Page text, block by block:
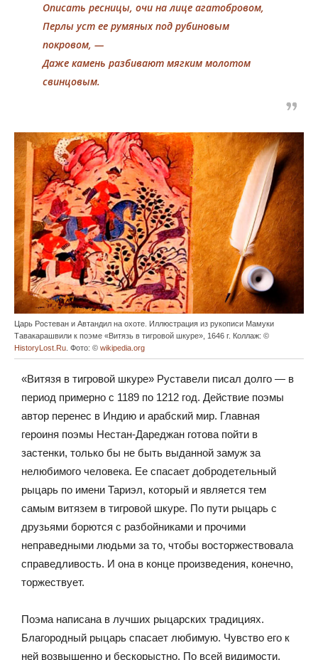
Описать ресницы, очи на лице агатобровом,
Перлы уст ее румяных под рубиновым
покровом, —
Даже камень разбивают мягким молотом
свинцовым.
Царь Ростеван и Автандил на охоте. Иллюстрация из рукописи Мамуки
Тавакарашвили к поэме «Витязь в тигровой шкуре», 1646 г. Коллаж: ©
HistoryLost.Ru. Фото: © wikipedia.org
«Витязя в тигровой шкуре» Руставели писал долго — в
период примерно с 1189 по 1212 год. Действие поэмы
автор перенес в Индию и арабский мир. Главная
героиня поэмы Нестан-Дареджан готова пойти в
застенки, только бы не быть выданной замуж за
нелюбимого человека. Ее спасает добродетельный
рыцарь по имени Тариэл, который и является тем
самым витязем в тигровой шкуре. По пути рыцарь с
друзьями борются с разбойниками и прочими
неправедными людьми за то, чтобы восторжествовала
справедливость. И она в конце произведения, конечно,
торжествует.
Поэма написана в лучших рыцарских традициях.
Благородный рыцарь спасает любимую. Чувство его к
ней возвышенно и бескорыстно. По всей видимости,